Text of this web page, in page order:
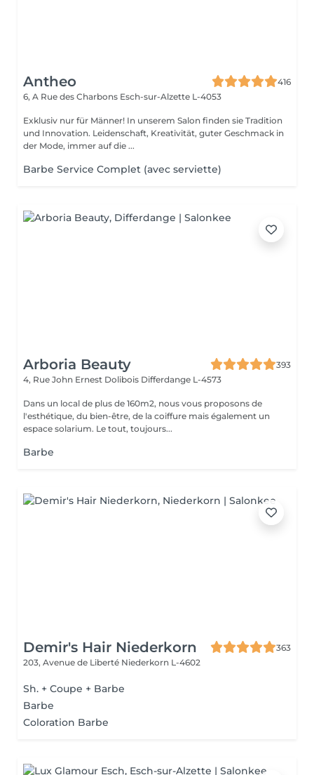
Antheo
416
6, A Rue des Charbons Esch-sur-Alzette L-4053
Exklusiv nur für Männer! In unserem Salon finden sie Tradition
und Innovation. Leidenschaft, Kreativität, guter Geschmack in
der Mode, immer auf die ...
Barbe Service Complet (avec serviette)
Arboria Beauty
393
4, Rue John Ernest Dolibois Differdange L-4573
Dans un local de plus de 160m2, nous vous proposons de
l'esthétique, du bien-être, de la coiffure mais également un
espace solarium. Le tout, toujours...
Barbe
Demir's Hair Niederkorn
363
203, Avenue de Liberté Niederkorn L-4602
Sh. + Coupe + Barbe
Barbe
Coloration Barbe